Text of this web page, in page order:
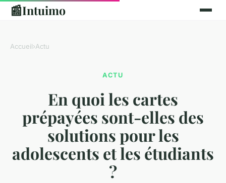
📰Intuimo
Accueil›Actu
ACTU
En quoi les cartes
prépayées sont-elles des
solutions pour les
adolescents et les étudiants
?